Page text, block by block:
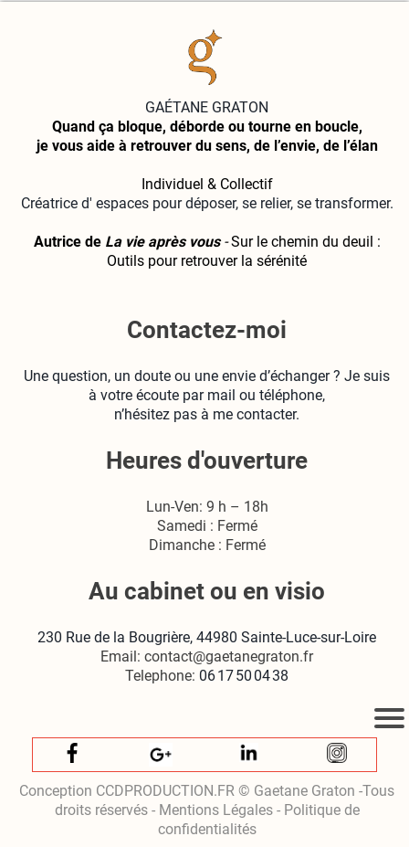
GAÉTANE GRATON
Quand ça bloque, déborde ou tourne en boucle,
je vous aide à retrouver du sens, de l’envie, de l’élan
Individuel & Collectif
Créatrice d' espaces pour déposer, se relier, se transformer.
Autrice de La vie après vous-Sur le chemin du deuil :
Outils pour retrouver la sérénité
Contactez-moi
Une question, un doute ou une envie d’échanger ? Je suis
à votre écoute par mail ou téléphone,
n’hésitez pas à me contacter.
Heures d'ouverture
Lun-Ven: 9 h – 18h
Samedi : Fermé
Dimanche : Fermé
Au cabinet ou en visio
230 Rue de la Bougrière, 44980 Sainte‑Luce‑sur‑Loire
Email: contact@gaetanegraton.fr
Telephone: 06 17 50 04 38
Conception CCDPRODUCTION.FR © Gaetane Graton -Tous
droits réservés - Mentions Légales - Politique de
confidentialités